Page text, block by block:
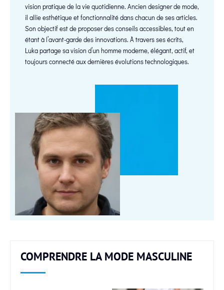
vision pratique de la vie quotidienne. Ancien designer de mode,
il allie esthétique et fonctionnalité dans chacun de ses articles.
Son objectif est de proposer des conseils accessibles, tout en
étant à l’avant-garde des innovations. À travers ses écrits,
Luka partage sa vision d’un homme moderne, élégant, actif, et
toujours connecté aux dernières évolutions technologiques.
COMPRENDRE LA MODE MASCULINE